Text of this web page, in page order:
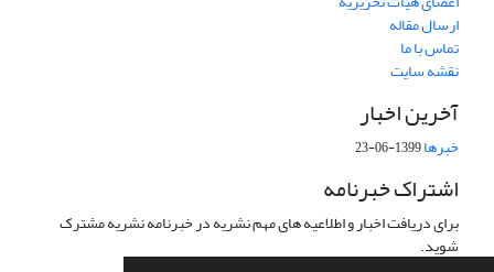
ارسال مقاله
تماس با ما
نقشه سایت
آخرین اخبار
خبرها1399-06-23
اشتراک خبرنامه
برای دریافت اخبار و اطلاعیه های مهم نشریه در خبرنامه نشریه مشترک
شوید.